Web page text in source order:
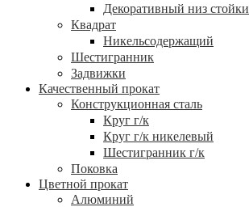
Декоративный низ стойки
Квадрат
Никельсодержащий
Шестигранник
Задвижки
Качественный прокат
Конструкционная сталь
Круг г/к
Круг г/к никелевый
Шестигранник г/к
Поковка
Цветной прокат
Алюминий